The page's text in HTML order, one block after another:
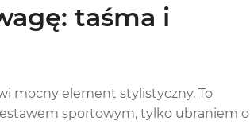
taśma i
mocny element stylistyczny. To
sportowym, tylko ubraniem o